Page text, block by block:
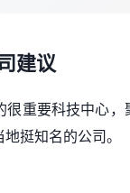
建议
重要科技中心
挺知名的公司。